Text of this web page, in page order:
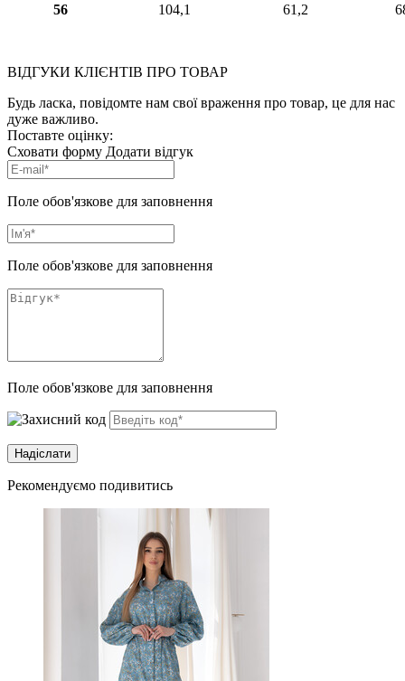
56
104,1 61,2
ВІДГУКИ КЛІЄНТІВ ПРО ТОВАР
Будь ласка, повідомте нам свої враження про товар, це для нас
дуже важливо.
Поставте оцінку:
Сховати форму Додати відгук
Поле обов'язкове для заповнення
Поле обов'язкове для заповнення
Поле обов'язкове для заповнення
Рекомендуємо подивитись